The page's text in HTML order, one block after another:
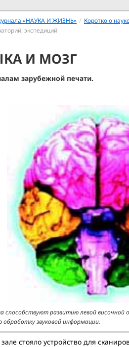
«НАУКА И ЖИЗНЬ» / Коротко о
экспедиций
И МОЗГ
зарубежной печати.
способствуют развитию левой
звуковой информации.
стояло устройство для